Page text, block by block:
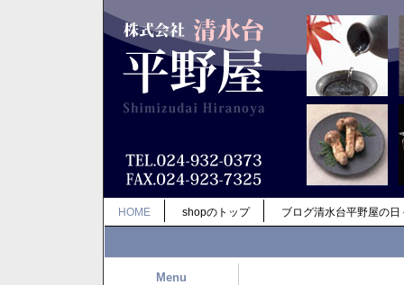
HOME shopのトップ ブログ清水台平野屋の日
Menu